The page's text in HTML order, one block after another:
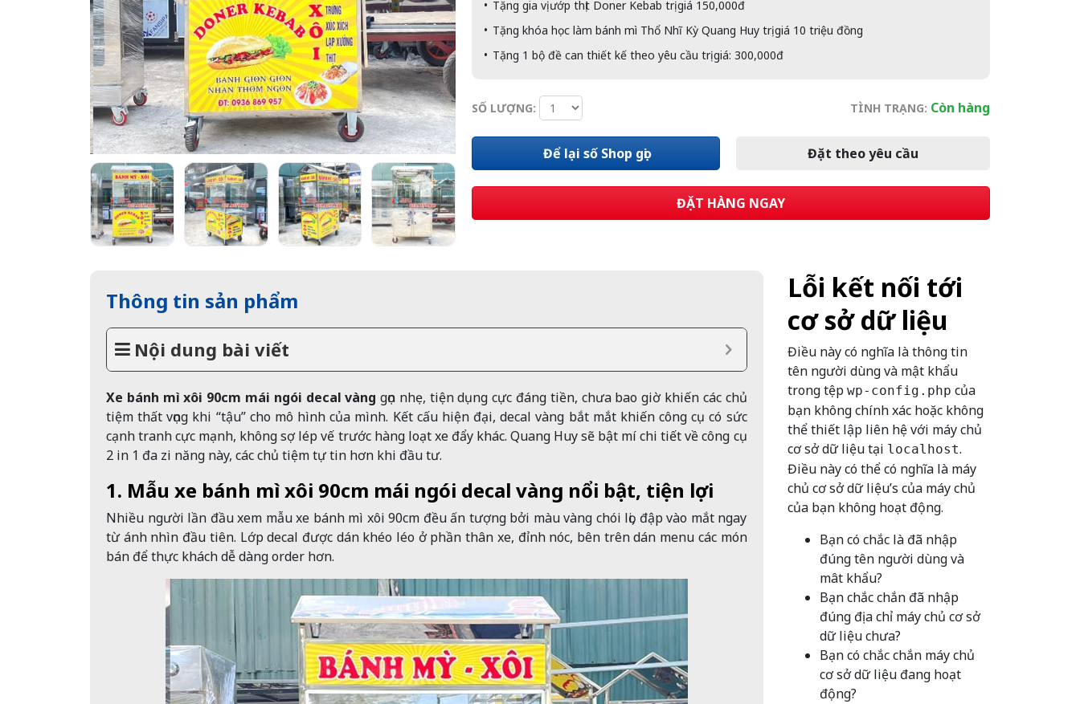
Tặng gia vị ướp thịt Doner Kebab trị giá 150,000đ
Tặng khóa học làm bánh mì Thổ Nhĩ Kỳ Quang Huy trị giá 10 triệu đồng
Tặng 1 bộ đề can thiết kế theo yêu cầu trị giá: 300,000đ
SỐ LƯỢNG: TÌNH TRẠNG: Còn hàng
Để lại số Shop gọi Đặt theo yêu cầu
ĐẶT HÀNG NGAY
Thông tin sản phẩm
Nội dung bài viết
Xe bánh mì xôi 90cm mái ngói decal vànggọn nhẹ, tiện dụng cực đáng tiền, chưa bao giờ khiến các chủ
tiệm thất vọng khi “tậu” cho mô hình của mình. Kết cấu hiện đại, decal vàng bắt mắt khiến công cụ có sức
cạnh tranh cực mạnh, không sợ lép vế trước hàng loạt xe đẩy khác. Quang Huy sẽ bật mí chi tiết về công cụ
2 in 1 đa zi năng này, các chủ tiệm tự tin hơn khi đầu tư.
1. Mẫu xe bánh mì xôi 90cm mái ngói decal vàng nổi bật, tiện lợi
Nhiều người lần đầu xem mẫu xe bánh mì xôi 90cm đều ấn tượng bởi màu vàng chói lọi, đập vào mắt ngay
từ ánh nhìn đầu tiên. Lớp decal được dán khéo léo ở phần thân xe, đỉnh nóc, bên trên dán menu các món
bán để thực khách dễ dàng order hơn.
Lỗi kết nối tới
cơ sở dữ liệu
Điều này có nghĩa là thông tin
tên người dùng và mật khẩu
trong tệp wp-config.php của
bạn không chính xác hoặc không
thể thiết lập liên hệ với máy chủ
cơ sở dữ liệu tại localhost.
Điều này có thể có nghĩa là máy
chủ cơ sở dữ liệu’s của máy chủ
của bạn không hoạt động.
Bạn có chắc là đã nhập
đúng tên người dùng và
mât khẩu?
Bạn chắc chắn đã nhập
đúng địa chỉ máy chủ cơ sở
dữ liệu chưa?
Bạn có chắc chắn máy chủ
cơ sở dữ liệu đang hoạt
động?